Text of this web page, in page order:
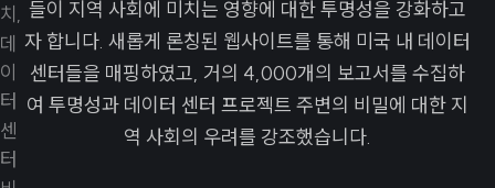
들이 지역 사회에 미치는 영향에 대한 투명성을 강화하고
자 합니다. 새롭게 론칭된 웹사이트를 통해 미국 내 데이터
센터들을 매핑하였고, 거의 4,000개의 보고서를 수집하
여 투명성과 데이터 센터 프로젝트 주변의 비밀에 대한 지
역 사회의 우려를 강조했습니다.